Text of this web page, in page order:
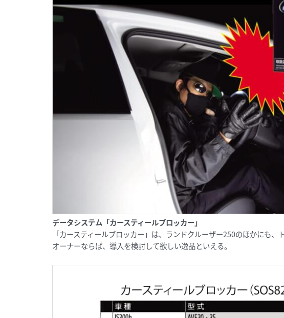
データシステム「カースティールブロッカー」
「カースティールブロッカー」は、ランドクルーザー250のほかにも
オーナーならば、導入を検討して欲しい逸品といえる。